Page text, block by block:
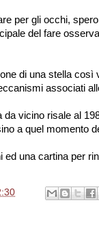
per gli occhi,
del fare
di una stella
associati
vicino risale al
a quel momento
una cartina per